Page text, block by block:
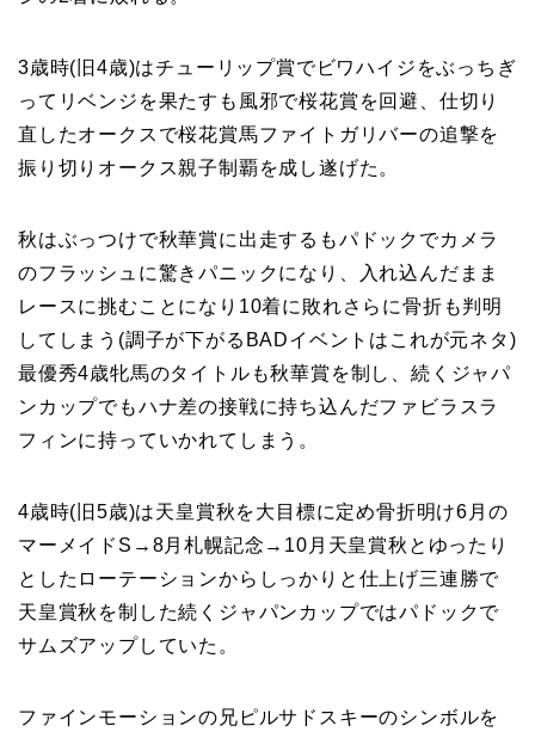
3歳時(旧4歳)はチューリップ賞でビワハイジをぶっちぎ
ってリベンジを果たすも風邪で桜花賞を回避、仕切り
直したオークスで桜花賞馬ファイトガリバーの追撃を
振り切りオークス親子制覇を成し遂げた。
秋はぶっつけで秋華賞に出走するもパドックでカメラ
のフラッシュに驚きパニックになり、入れ込んだまま
レースに挑むことになり10着に敗れさらに骨折も判明
してしまう(調子が下がるBADイベントはこれが元ネタ)
最優秀4歳牝馬のタイトルも秋華賞を制し、続くジャパ
ンカップでもハナ差の接戦に持ち込んだファビラスラ
フィンに持っていかれてしまう。
4歳時(旧5歳)は天皇賞秋を大目標に定め骨折明け6月の
マーメイドS→8月札幌記念→10月天皇賞秋とゆったり
としたローテーションからしっかりと仕上げ三連勝で
天皇賞秋を制した続くジャパンカップではパドックで
サムズアップしていた。
ファインモーションの兄ピルサドスキーのシンボルを